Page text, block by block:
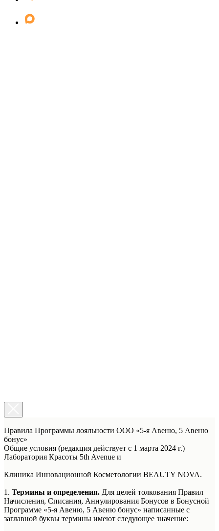
Правила Программы лояльности ООО «5-я Авеню, 5 Авеню
бонус»
Общие условия (редакция действует с 1 марта 2024 г.)
Лаборатория Красоты 5th Avenue и
Клиника Инновационной Косметологии BEAUTY NOVA.
1. Термины и определения. Для целей толкования Правил
Начисления, Списания, Аннулирования Бонусов в Бонусной
Программе «5-я Авеню, 5 Авеню бонус» написанные с
заглавной буквы термины имеют следующее значение: